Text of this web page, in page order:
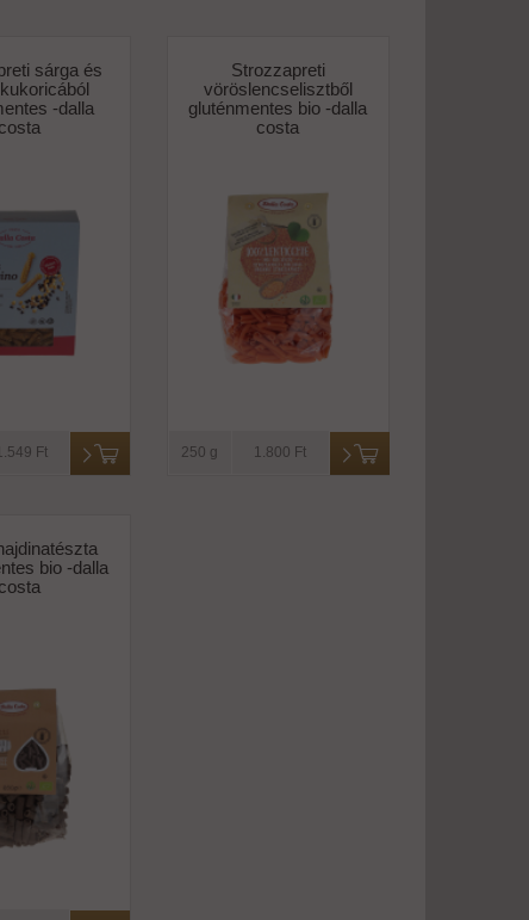
sárga és
-dalla
costa
Ft
Strozzapreti
vöröslencselisztből
gluténmentes bio -dalla
costa
250 g 1.800 Ft
bio -dalla
costa